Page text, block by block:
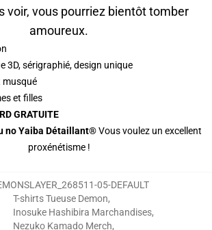
voir, vous pourriez bientôt tomber
amoureux.
3D, sérigraphié, design unique
musqué
et filles
GRATUITE
no Yaiba Détaillant®Vous voulez un excellent
proxénétisme !
05-DEFAULT
T-shirts Tueuse Demon,
Inosuke Hashibira Marchandises,
Nezuko Kamado Merch,